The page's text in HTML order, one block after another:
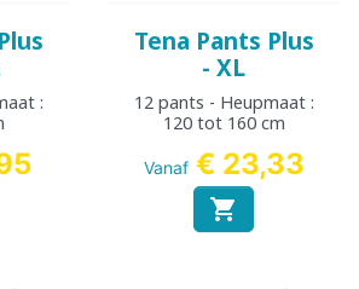
:
Tena Pants Plus
- XL
12 pants - Heupmaat :
120 tot 160 cm
Vanaf € 23,33
